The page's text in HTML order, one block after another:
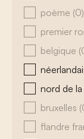
poème (0)
premier
belgique
nord de
bruxelles
flandre